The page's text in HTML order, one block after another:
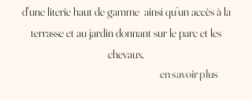
d'une literie haut de gamme ainsi qu’un accès à la
terrasse et au jardin donnant sur le parc et les
chevaux.
en savoir plus